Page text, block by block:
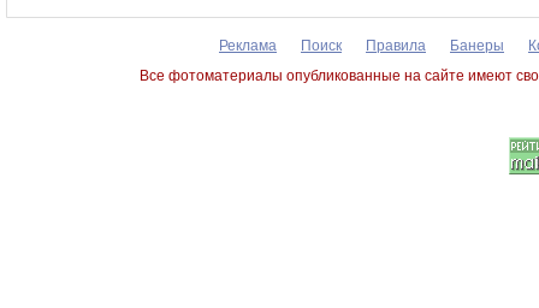
Реклама Поиск Правила Банеры
Все фотоматериалы опубликованные на сайте имеют